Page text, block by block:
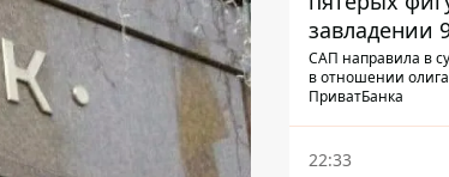
завладении
суд
САП направила в
в отношении
ПриватБанка
22:33